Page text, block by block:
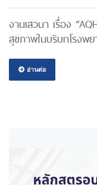
งานเสวนา เรื่อง
สุขภาพในบริบทโรงพย
อ่านต่อ